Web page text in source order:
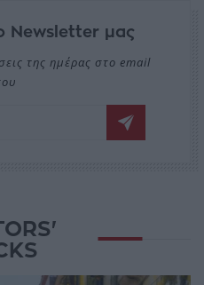
Newsletter μας
της ημέρας στο email